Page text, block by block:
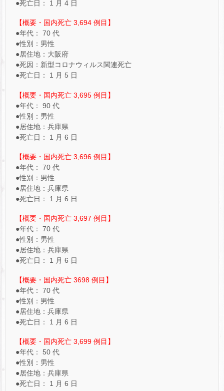
●死亡日： 1 月 4 日
【概要・国内死亡 3,694 例目】
●年代： 70 代
●性別：男性
●居住地：大阪府
●死因：新型コロナウィルス関連死亡
●死亡日： 1 月 5 日
【概要・国内死亡 3,695 例目】
●年代： 90 代
●性別：男性
●居住地：兵庫県
●死亡日： 1 月 6 日
【概要・国内死亡 3,696 例目】
●年代： 70 代
●性別：男性
●居住地：兵庫県
●死亡日： 1 月 6 日
【概要・国内死亡 3,697 例目】
●年代： 70 代
●性別：男性
●居住地：兵庫県
●死亡日： 1 月 6 日
【概要・国内死亡 3698 例目】
●年代： 70 代
●性別：男性
●居住地：兵庫県
●死亡日： 1 月 6 日
【概要・国内死亡 3,699 例目】
●年代： 50 代
●性別：男性
●居住地：兵庫県
●死亡日： 1 月 6 日